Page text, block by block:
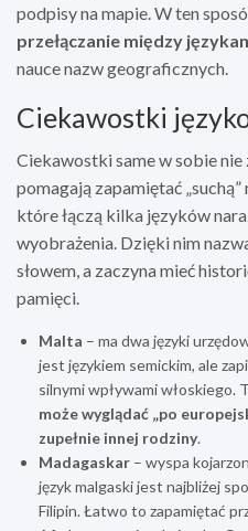
podpisy na mapie. W ten
przełączanie między
nauce nazw geograficznych.
Ciekawostki
Ciekawostki same w sobie nie
pomagają zapamiętać
które łączą kilka języków
wyobrażenia. Dzięki nim
słowem, a zaczyna mieć
pamięci.
Malta – ma dwa języki
jest językiem semickim, ale
silnymi wpływami włoskiego.
może wyglądać „po
zupełnie innej rodziny.
Madagaskar – wyspa
język malgaski jest najbliżej
Filipin. Łatwo to zapamiętać